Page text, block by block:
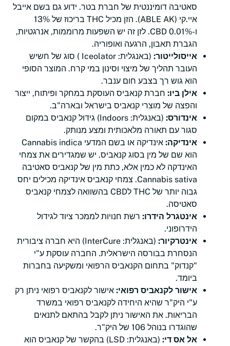
סאטיבה דומיננטית של חברת בטר. ידוע גם בשם אייבל
איי.קי (ABLE AK). הזן מכיל THC בריכוז של 13%
ו-0.01% CBD. לזן זה יש השפעות מרוממות, אנרגטיות,
הגברת תאבון, הרגעה ואופוריה.
אייסולייטור:
(באנגלית: Iceolator ) סוג של חשיש
העובר תהליך של מיצוי וסינון במי קרח. המוצר הסופי
הוא גוש רך בצבע חום ענבר.
אילן ביו: חברת קנאביס העוסקת במחקר ופיתוח, ייצור
והפצה של מוצרי קנאביס בישראל ובארה"ב.
אינדורס:
(באנגלית: Indoors) גידול קנאביס במקום
סגור עם תאורה מלאכותית ומצע מנותק.
אינדיקה:
אינדיקה או בשם המדעי Cannabis indica
הוא שם של מין בסוג קנאביס. יש שמגדירים את צמחי
האינדקה לא כמין אלא, כתת מין של קנאביס סאטיבה
Cannabis sativa. צמחי קנאביס אינדיקה מכילים יחס
גבוה יותר של THC לCBD בהשוואה לצמחי קנאביס
סאטיסה.
אינטגרל הידרו: רשת חנויות לממכר ציוד לגידול
הידרופוני.
אינטרקיור:
(באנגלית: InterCure) היא חברה ציבורית
הנסחרת בבורסה הישראלית. החברה עוסקת ע"י
"קנדוק" בתחום הקנאביס הרפואי ומשקיעה בחברות
ביומד.
אישור לקנאביס רפואי: אישור לקנאביס רפואי ניתן רק
ע"י היק"ר שהיא היחידה לקנאביס רפואי במשרד
הבריאות. את האישור ניתן לקבל בהתאם לתנאים
שהוגדרו בנוהל 106 של היק"ר.
אל אס די:
(באנגלית: LSD) בהקשר של קנאביס הוא